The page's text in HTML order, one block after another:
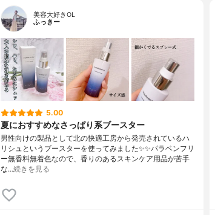
美容大好きOL
ふっきー
5.00
夏におすすめなさっぱり系ブースター
男性向けの製品として北の快適工房から発売されているハ
リシュというブースターを使ってみました✨✨パラベンフリ
ー無香料無着色なので、香りのあるスキンケア用品が苦手
な…続きを見る